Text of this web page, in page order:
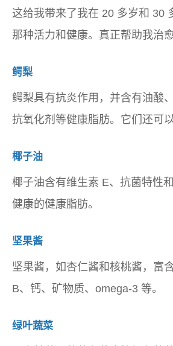
这给我带来了我在 20 多岁和 30
那种活力和健康。真正帮助我治
鳄梨
鳄梨具有抗炎作用，并含有油酸
抗氧化剂等健康脂肪。它们还可
椰子油
椰子油含有维生素 E、抗菌特性
健康的健康脂肪。
坚果酱
坚果酱，如杏仁酱和核桃酱，富
B、钙、矿物质、omega-3 等。
绿叶蔬菜